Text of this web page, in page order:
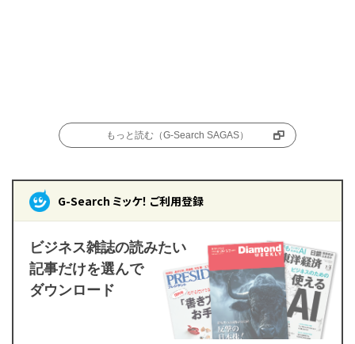
もっと読む（G-Search SAGAS）
G-Search ミッケ！ ご利用登録
ビジネス雑誌の読みたい
記事だけを選んで
ダウンロード